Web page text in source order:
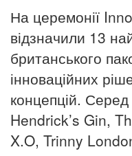
На церемонії
відзначили 13
британського
інноваційних
концепцій.
Hendrick’s Gin,
X.O, Trinny